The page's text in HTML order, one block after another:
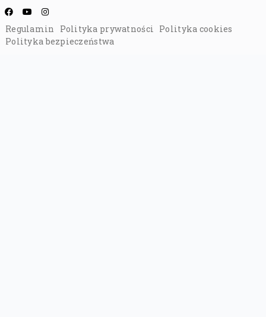
Regulamin Polityka prywatności Polityka cookies
Polityka bezpieczeństwa